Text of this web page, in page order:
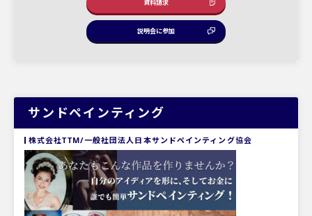
資料請求
説明会に参加
サンドペインティング
株式会社TTM/一般社団法人日本サンドペインティング協会